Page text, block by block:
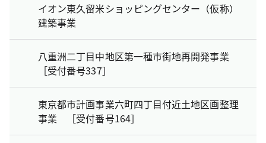
イオン東久留米ショッピングセンター（仮称）
建築事業
八重洲二丁目中地区第一種市街地再開発事業
［受付番号337］
東京都市計画事業六町四丁目付近土地区画整理
事業 ［受付番号164］